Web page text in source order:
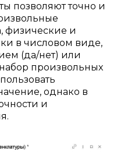
позволяют точно и
физические и
в числовом виде,
(да/нет) или
произвольных
однако в
и